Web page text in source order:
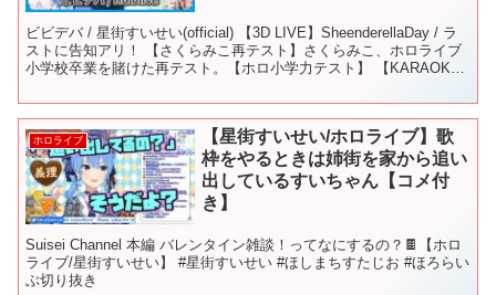
ビビデバ / 星街すいせい(official) 【3D LIVE】SheenderellaDay / ラ
ストに告知アリ！ 【さくらみこ再テスト】さくらみこ、ホロライブ
小学校卒業を賭けた再テスト。【ホロ小学力テスト】 【KARAOKE
ホロライブ
【星街すいせい/ホロライブ】歌
枠をやるときは姉街を家から追い
出しているすいちゃん【コメ付
き】
Suisei Channel 本編 バレンタイン雑談！ってなにするの？🍫【ホロ
ライブ/星街すいせい】 #星街すいせい #ほしまちすたじお #ほろらい
ぶ切り抜き